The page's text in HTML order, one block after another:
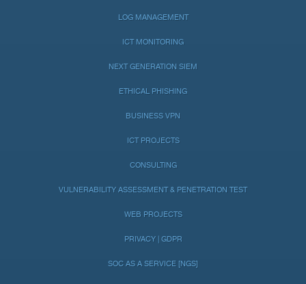
LOG MANAGEMENT
ICT MONITORING
NEXT GENERATION SIEM
ETHICAL PHISHING
BUSINESS VPN
ICT PROJECTS
CONSULTING
VULNERABILITY ASSESSMENT & PENETRATION TEST
WEB PROJECTS
PRIVACY | GDPR
SOC AS A SERVICE [NGS]